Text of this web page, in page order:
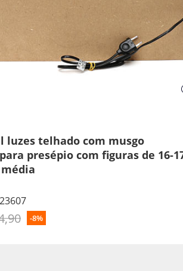
luzes telhado com musgo
presépio com figuras de 16-
-8%